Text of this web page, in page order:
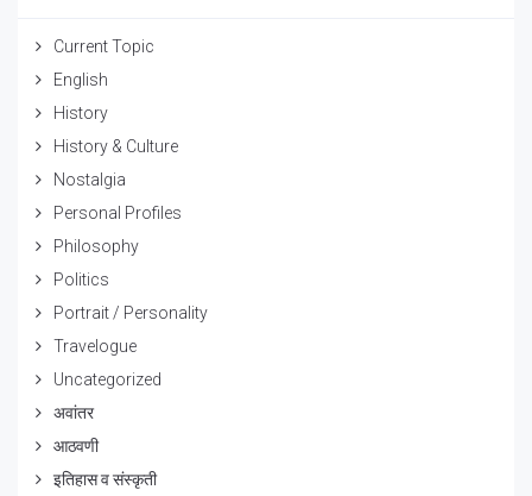
Current Topic
English
History
History & Culture
Nostalgia
Personal Profiles
Philosophy
Politics
Portrait / Personality
Travelogue
Uncategorized
अवांतर
आठवणी
इतिहास व संस्कृती